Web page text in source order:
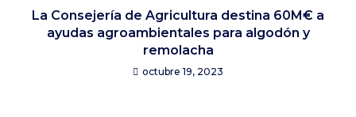
La Consejería de Agricultura destina 60M€ a
ayudas agroambientales para algodón y
remolacha
octubre 19, 2023